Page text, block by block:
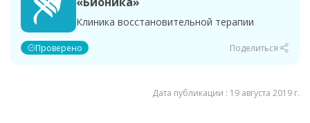
Клиника восстановительной терапии
Проверено Поделиться
Дата публикации : 19 августа 2019 г.